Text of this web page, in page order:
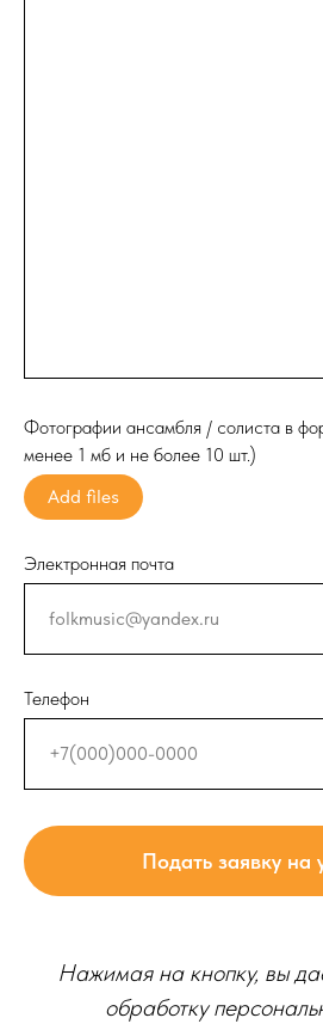
Фотографии ансамбля / солиста в
менее 1 мб и не более 10 шт.)
Add files
Электронная почта
Телефон
Подать заявку на
Нажимая на кнопку, вы
обработку